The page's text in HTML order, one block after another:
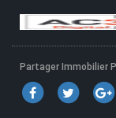
Partager Immobilier